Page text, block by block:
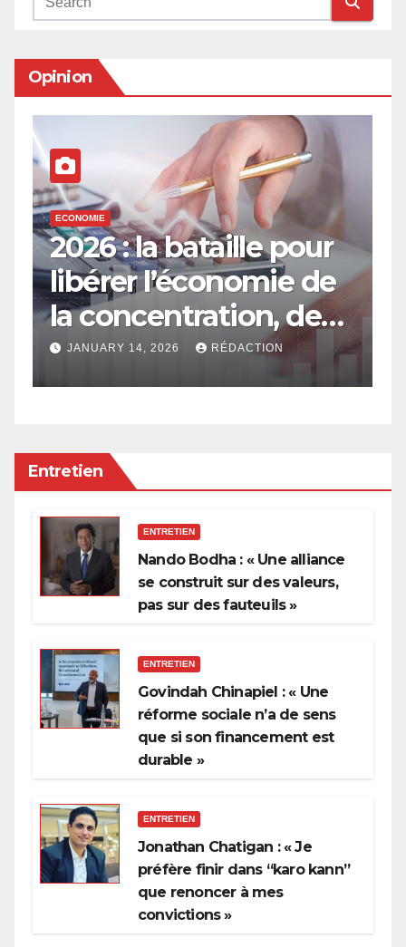
Opinion
ECONOMIE
2026 : la bataille pour
libérer l’économie de
la concentration, de
l’oligarchie et des
privilèges hérités
JANUARY 14, 2026 RÉDACTION
Entretien
ENTRETIEN
Nando Bodha : « Une alliance
se construit sur des valeurs,
pas sur des fauteuils »
ENTRETIEN
Govindah Chinapiel : « Une
réforme sociale n’a de sens
que si son financement est
durable »
ENTRETIEN
Jonathan Chatigan : « Je
préfère finir dans “karo kann”
que renoncer à mes
convictions »